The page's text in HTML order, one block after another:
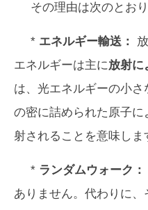
その理由は次のとおり
* エネルギー輸送：
エネルギーは主に放射に
は、光エネルギーの小
の密に詰められた原子
射されることを意味しま
* ランダムウォーク：
ありません。代わりに